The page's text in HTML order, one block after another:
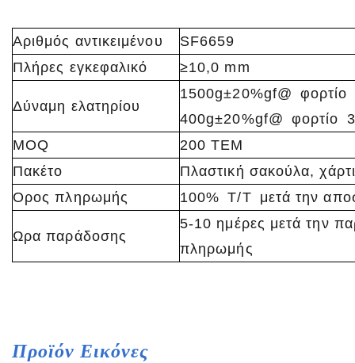
Αριθμός αντικειμένου
SF6659
Πλήρες εγκεφαλικό
≥10,0 mm
Δύναμη ελατηρίου
1500g±20%gf@ φορτίο
400g±20%gf@ φορτίο
MOQ
200 ΤΕΜ
Πακέτο
Πλαστική σακούλα,
Ορος πληρωμής
100% T/T μετά την
Ωρα παράδοσης
5-10 ημέρες μετά την
πληρωμής
Προϊόν Εικόνες